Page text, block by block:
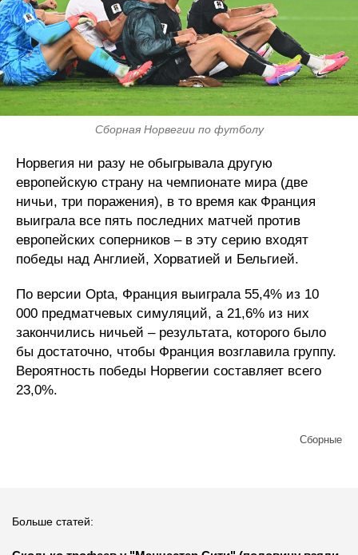
Сборная Норвегии по футболу
Норвегия ни разу не обыгрывала другую
европейскую страну на чемпионате мира (две
ничьи, три поражения), в то время как Франция
выиграла все пять последних матчей против
европейских соперников – в эту серию входят
победы над Англией, Хорватией и Бельгией.
По версии Opta, Франция выиграла 55,4% из 10
000 предматчевых симуляций, а 21,6% из них
закончились ничьей – результата, которого было
бы достаточно, чтобы Франция возглавила группу.
Вероятность победы Норвегии составляет всего
23,0%.
Сборные
Больше статей: